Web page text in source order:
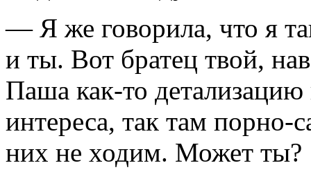
— Я же говорила, что я
и ты. Вот братец твой,
Паша как-то детализацию
интереса, так там
них не ходим. Может ты?